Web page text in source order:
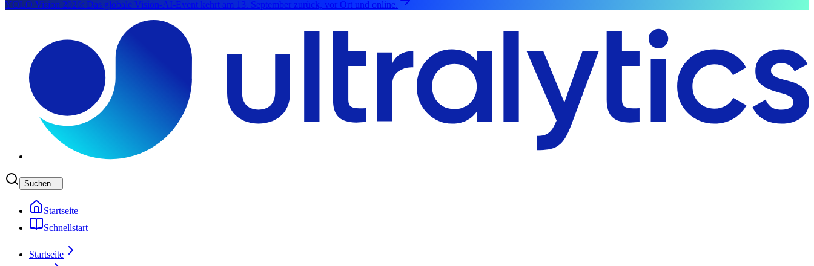
YOLO Vision 2026: Das globale Vision-AI-Event kehrt am 13. September zurück, vor Ort und online.
Suchen...
Startseite
Schnellstart
Startseite